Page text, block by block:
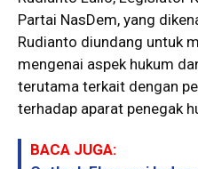
Partai NasDem, yang
Rudianto diundang untuk
mengenai aspek hukum
terutama terkait dengan
terhadap aparat penegak
BACA JUGA: